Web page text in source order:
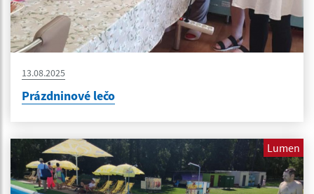
13.08.2025
Prázdninové lečo
Lumen